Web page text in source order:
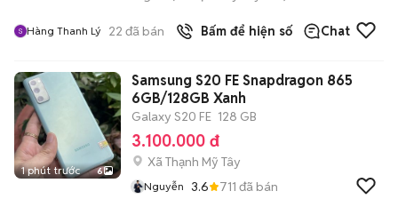
Hàng Thanh Lý 22 đã bán Bấm để hiện số Chat
1 phút trước 6
Samsung S20 FE Snapdragon 865
6GB/128GB Xanh
Galaxy S20 FE 128 GB
3.100.000 đ
Xã Thạnh Mỹ Tây
Nguyễn 3.6 711 đã bán